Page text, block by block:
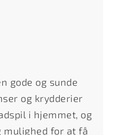
gode og sunde
og krydderier
i hjemmet, og
mulighed for at få